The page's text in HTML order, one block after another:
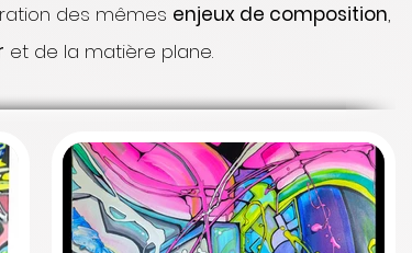
des mêmes enjeux de composition,
et de la matière plane.